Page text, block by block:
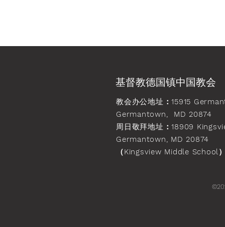
基督教德国镇中国教会
教会办公地址 ：15915
Germantown, MD 20874
周日敬拜地址 ：18909
Germantown, MD 20874
（Kingsview Middle School）